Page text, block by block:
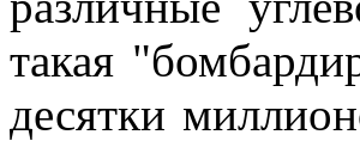
такая
десятки